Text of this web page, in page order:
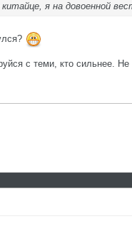
я на довоенной
с теми, кто сильнее.